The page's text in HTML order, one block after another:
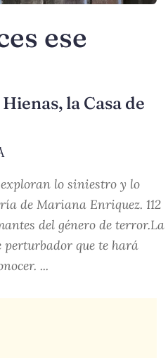
ese
la Casa de
lo siniestro y lo
de Mariana Enriquez. 112
del género de terror.La
que te hará
...